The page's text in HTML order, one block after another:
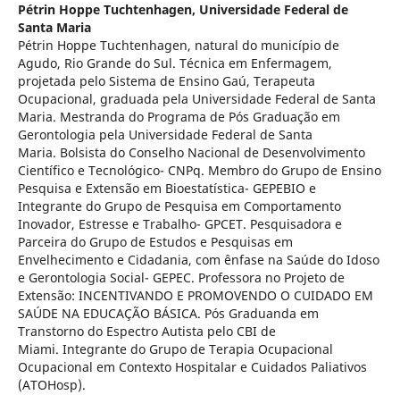
Pétrin Hoppe Tuchtenhagen, Universidade Federal de
Santa Maria
Pétrin Hoppe Tuchtenhagen, natural do município de
Agudo, Rio Grande do Sul. Técnica em Enfermagem,
projetada pelo Sistema de Ensino Gaú, Terapeuta
Ocupacional, graduada pela Universidade Federal de Santa
Maria. Mestranda do Programa de Pós Graduação em
Gerontologia pela Universidade Federal de Santa
Maria. Bolsista do Conselho Nacional de Desenvolvimento
Científico e Tecnológico- CNPq. Membro do Grupo de Ensino
Pesquisa e Extensão em Bioestatística- GEPEBIO e
Integrante do Grupo de Pesquisa em Comportamento
Inovador, Estresse e Trabalho- GPCET. Pesquisadora e
Parceira do Grupo de Estudos e Pesquisas em
Envelhecimento e Cidadania, com ênfase na Saúde do Idoso
e Gerontologia Social- GEPEC. Professora no Projeto de
Extensão: INCENTIVANDO E PROMOVENDO O CUIDADO EM
SAÚDE NA EDUCAÇÃO BÁSICA. Pós Graduanda em
Transtorno do Espectro Autista pelo CBI de
Miami. Integrante do Grupo de Terapia Ocupacional
Ocupacional em Contexto Hospitalar e Cuidados Paliativos
(ATOHosp).